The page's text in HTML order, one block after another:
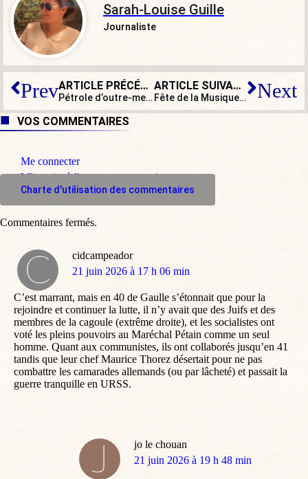
Sarah-Louise Guille
Journaliste
Prev ARTICLE PRÉCÉDENT
Pétrole d’outre-mer : un communiste accuse la gauche et le centre de « colonialisme vert »
ARTICLE SUIVANT
Fête de la Musique : fin de partie pour LFI ? Next
VOS COMMENTAIRES
Me connecter
M'inscrire à l'espace commentaire
Charte d'utilisation des commentaires
cidcampeador
dit
21 juin 2026 à 17 h 06 min
C’est marrant, mais en 40 de Gaulle s’étonnait que pour la
rejoindre et continuer la lutte, il n’y avait que des Juifs et des
membres de la cagoule (extrême droite), et les socialistes ont
voté les pleins pouvoirs au Maréchal Pétain comme un seul
homme. Quant aux communistes, ils ont collaborés jusqu’en 41
tandis que leur chef Maurice Thorez désertait pour ne pas
combattre les camarades allemands (ou par lâcheté) et passait la
guerre tranquille en URSS.
jo le chouan
dit
21 juin 2026 à 19 h 48 min
Commentaires fermés.